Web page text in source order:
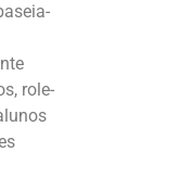
role-